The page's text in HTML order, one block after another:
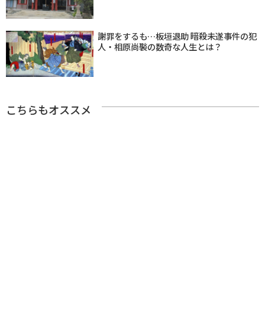
謝罪をするも…板垣退助 暗殺未遂事件の犯
人・相原尚褧の数奇な人生とは？
こちらもオススメ